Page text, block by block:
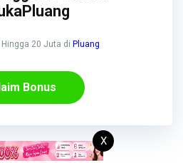
20 Juta di Pluang
Bonus
X